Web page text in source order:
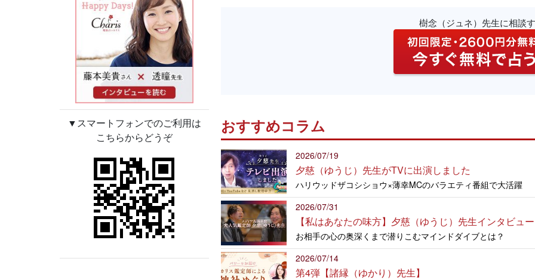
▼スマートフォンでのご利用は
こちらからどうぞ
樹念（ジュネ）先生に相談
おすすめコラム
2026/07/19
夕慈（ゆうじ）先生がTVに出演しました
ハリウッドザコシショウ×薄幸MCのバラエティ番組で大活躍
2026/07/31
【私はあなたの味方】夕慈（ゆうじ）先生インタビュー
お相手の心の奥深くまで潜りこむマインドダイブとは？
2026/07/14
第4弾【諸縁（ゆかり）先生】